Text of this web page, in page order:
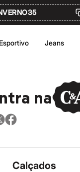
Esportivo Jeans
na
Calçados